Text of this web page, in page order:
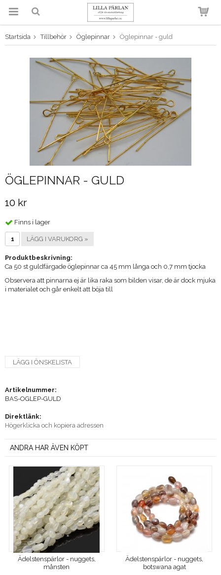
Produkten har blivit tillagd i
varukorgen
Startsida Tillbehör Öglepinnar Öglepinnar - guld
ÖGLEPINNAR - GULD
10 kr
Finns i lager
LÄGG I VARUKORG »
Produktbeskrivning:
Ca 50 st guldfärgade öglepinnar ca 45 mm långa och 0,7 mm tjocka
Observera att pinnarna ej är lika raka som bilden visar, de är dock mjuka
i materialet och går enkelt att böja till
LÄGG I ÖNSKELISTA
Artikelnummer:
BAS-OGLEP-GULD
Direktlänk:
Högerklicka och kopiera adressen
ANDRA HAR ÄVEN KÖPT
Ädelstenspärlor - nuggets,
månsten
Ädelstenspärlor - nuggets,
botswana agat